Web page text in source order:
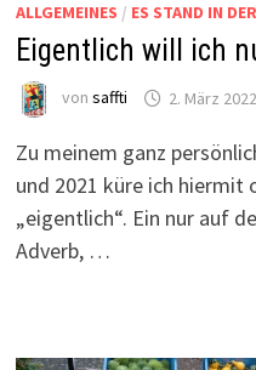
ALLGEMEINES / ES STAND IN
Eigentlich will ich
von saffti 2. März 2022
Zu meinem ganz
und 2021 küre ich hiermit
„eigentlich“. Ein nur auf
Adverb, …